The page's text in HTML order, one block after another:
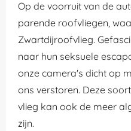
Op de voorruit van de
parende roofvliegen,
Zwartdijroofvlieg.
naar hun seksuele
onze camera's dicht op
ons verstoren. Deze
vlieg kan ook de meer
zijn.